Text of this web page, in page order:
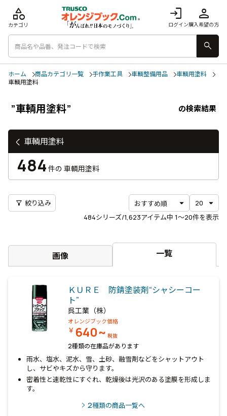
login
ログイン
person
購入希望の方
category
カテゴリ
search
ホーム 商品カテゴリ一覧 手作業工具 車輌整備用品
車輌用塗料
車輌用塗料
”車輌用塗料” の検索結果
484シリーズ/1,623アイテム中 1〜20件を表示
filter_alt 絞り込み
画像 一覧
ＫＵＲＥ 防錆塗装剤“シャシーコー
ト”
呉工業（株）
オレンジブック価格
￥ 640~ 税抜
2種類の在庫品があります
雨水、塩水、泥水、雪、土砂、融雪剤などをシャットアウト
し、サビやキズから守ります。
密着性と速乾性にすぐれ、乾燥後は光沢のある塗膜を形成しま
す。
2種類の商品一覧へ
車輌用塗料
484 件の 車輌用塗料